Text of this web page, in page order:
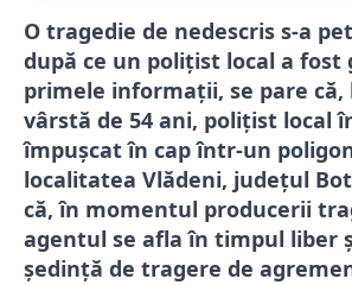
O tragedie de nedescris s-a
după ce un polițist local a fost
primele informații, se pare
vârstă de 54 ani, polițist local
împușcat în cap într-un
localitatea Vlădeni, judeţul
că, în momentul producerii
agentul se afla în timpul liber
şedinţă de tragere de